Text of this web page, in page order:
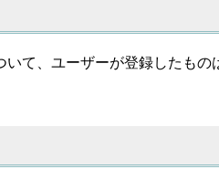
て、ユーザーが登録したも